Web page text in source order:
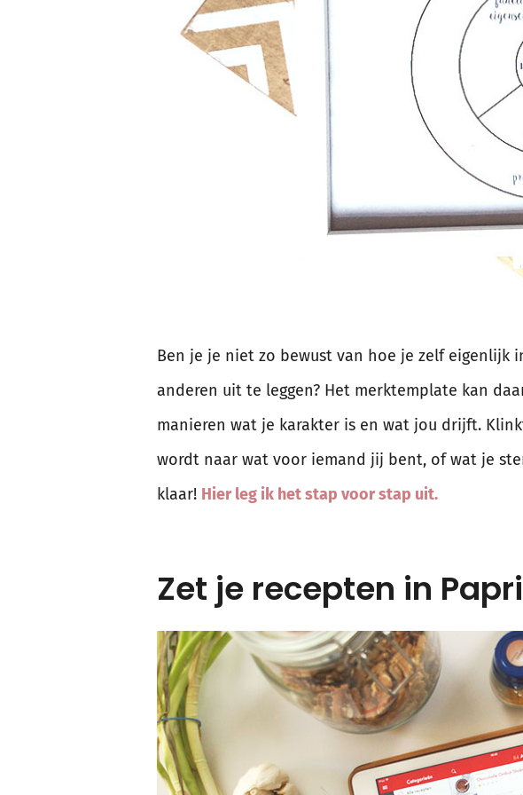
Ben je je niet zo bewust van hoe je zelf eigenlijk
anderen uit te leggen? Het merktemplate kan
manieren wat je karakter is en wat jou drijft.
wordt naar wat voor iemand jij bent, of wat je
klaar! Hier leg ik het stap voor stap uit.
Zet je recepten in